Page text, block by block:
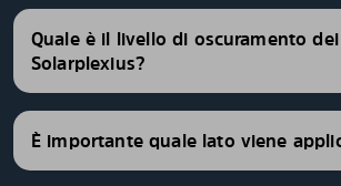
Quale è il livello di oscuramento
Solarplexius?
È importante quale lato viene